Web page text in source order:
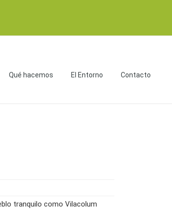
Qué hacemos El Entorno Contacto
tranquilo como Vilacolum